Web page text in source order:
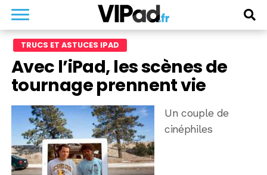
TRUCS ET ASTUCES IPAD
Avec l’iPad, les scènes de
tournage prennent vie
Un couple de
cinéphiles